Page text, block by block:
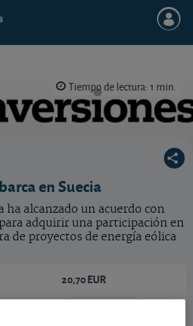
Tiempo de lectura: 1 min.
en Suecia
ha alcanzado un acuerdo con
adquirir una participación en
de proyectos de energía eólica
20,70 EUR